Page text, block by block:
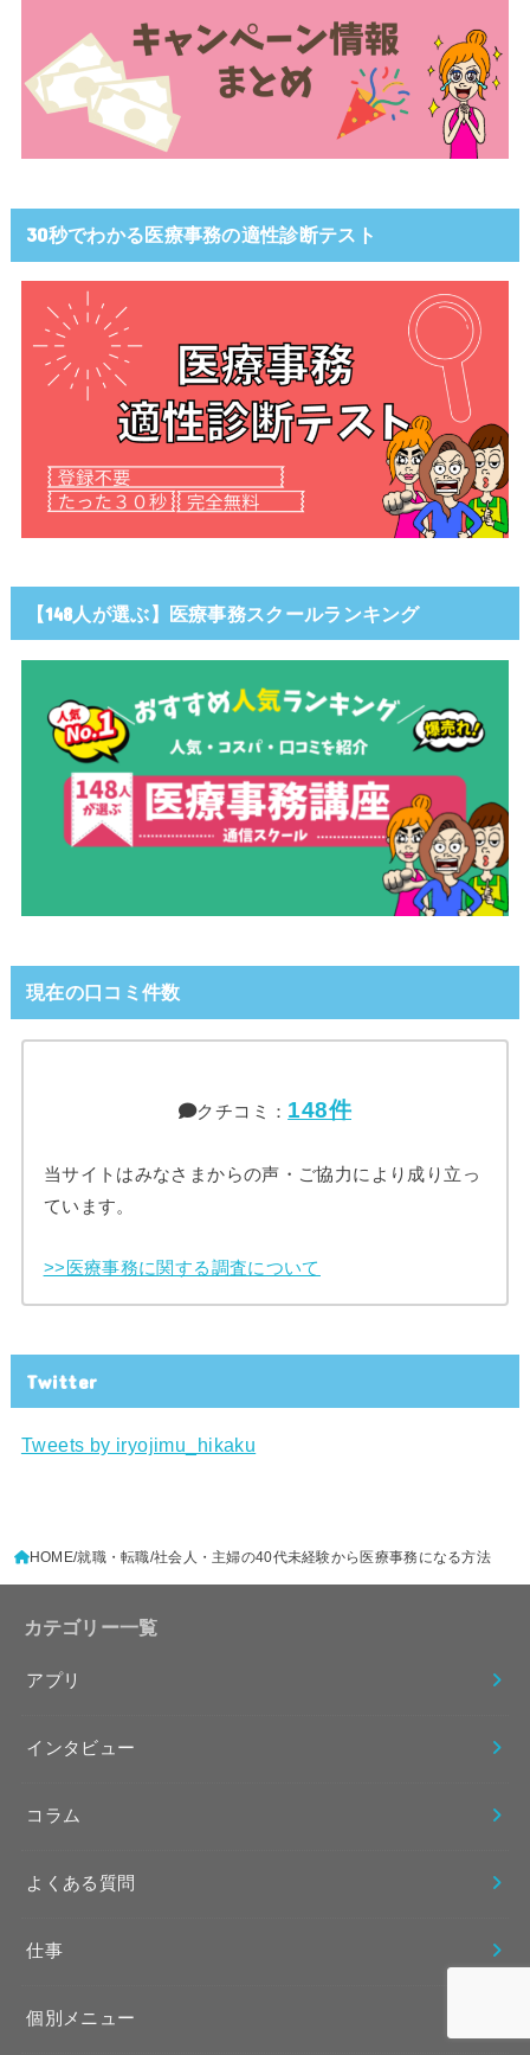
30秒でわかる医療事務の適性診断テスト
【148人が選ぶ】医療事務スクールランキング
現在の口コミ件数
クチコミ： 148件
当サイトはみなさまからの声・ご協力により成り立っ
ています。
>>医療事務に関する調査について
Twitter
Tweets by iryojimu_hikaku
HOME 就職・転職 社会人・主婦の40代未経験から医療事務になる方法
カテゴリー一覧
アプリ
インタビュー
コラム
よくある質問
仕事
個別メニュー